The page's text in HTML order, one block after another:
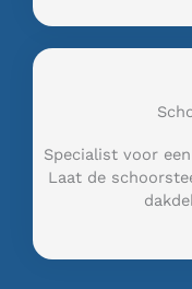
Specialist voor
Laat de